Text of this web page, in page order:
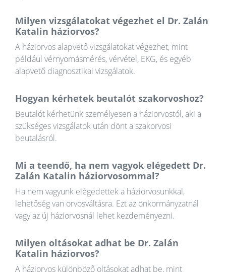
Milyen vizsgálatokat végezhet el Dr. Zalán
Katalin háziorvos?
A háziorvos alapvető vizsgálatokat végezhet, mint
például vérnyomásmérés, vérvétel, EKG, és egyéb
alapvető diagnosztikai vizsgálatok.
Hogyan kérhetek beutalót szakorvoshoz?
Beutalót kérhetünk személyesen a háziorvostól, aki a
szükséges vizsgálatok után dönt a szakorvosi
beutalásról.
Mi a teendő, ha nem vagyok elégedett Dr.
Zalán Katalin háziorvosommal?
Ha nem vagyunk elégedettek a háziorvosunkkal,
lehetőség van orvosváltásra. Ezt az önkormányzatnál
vagy az új háziorvosnál lehet kezdeményezni.
Milyen oltásokat adhat be Dr. Zalán
Katalin háziorvos?
A háziorvos különböző oltásokat adhat be, mint